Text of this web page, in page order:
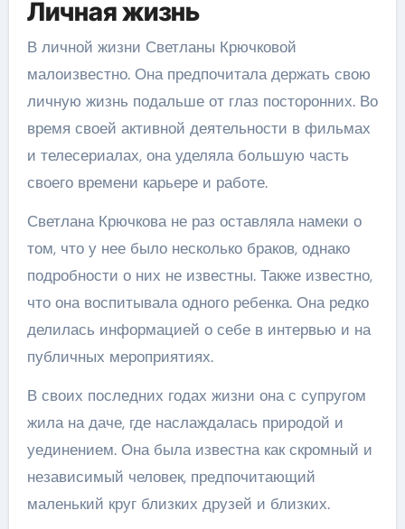
Личная жизнь
В личной жизни Светланы Крючковой
малоизвестно. Она предпочитала держать свою
личную жизнь подальше от глаз посторонних. Во
время своей активной деятельности в фильмах
и телесериалах, она уделяла большую часть
своего времени карьере и работе.
Светлана Крючкова не раз оставляла намеки о
том, что у нее было несколько браков, однако
подробности о них не известны. Также известно,
что она воспитывала одного ребенка. Она редко
делилась информацией о себе в интервью и на
публичных мероприятиях.
В своих последних годах жизни она с супругом
жила на даче, где наслаждалась природой и
уединением. Она была известна как скромный и
независимый человек, предпочитающий
маленький круг близких друзей и близких.